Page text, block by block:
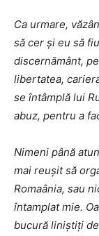
Ca urmare,
să cer și eu să
discernământ,
libertatea,
se întâmplă lui
abuz, pentru a
Nimeni până
mai reușit să
Romaânia, sau
întamplat mie.
bucură liniștiți